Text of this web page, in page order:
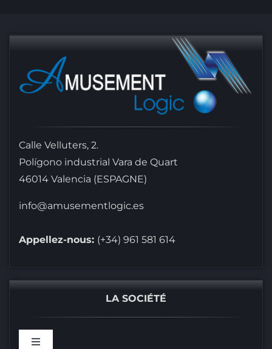
Calle Velluters, 2.
Polígono industrial Vara de Quart
46014 Valencia (ESPAGNE)
info@amusementlogic.es
Appellez-nous: (+34) 961 581 614
LA SOCIÉTÉ
Toggle